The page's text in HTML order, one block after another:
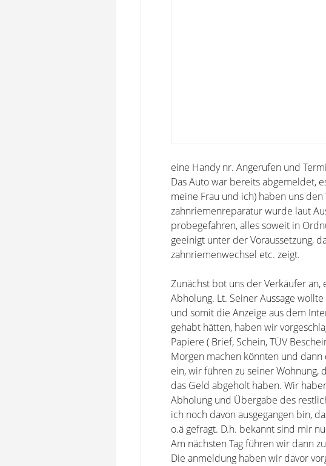
eine Handy nr. Angerufen und
Das Auto war bereits abgemeldet,
meine Frau und ich) haben uns
zahnriemenreparatur wurde laut
probegefahren, alles soweit in
geeinigt unter der Voraussetzung,
zahnriemenwechsel etc. zeigt.
Zunächst bot uns der Verkäufer
Abholung. Lt. Seiner Aussage
und somit die Anzeige aus dem
gehabt hätten, haben wir
Papiere ( Brief, Schein, TÜV
Morgen machen könnten und
ein, wir führen zu seiner
das Geld abgeholt haben. Wir
Abholung und Übergabe des
ich noch davon ausgegangen bin,
o.ä gefragt. D.h. bekannt sind mir
Am nächsten Tag führen wir dann
Die anmeldung haben wir davor